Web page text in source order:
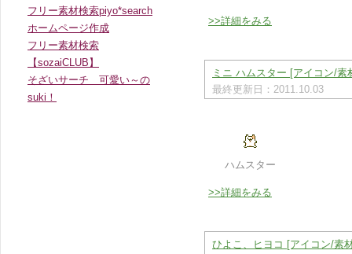
>>詳細をみる
ミニ ハムスター [アイコン/素
最終更新日：2011.10.03
ハムスター
>>詳細をみる
ひよこ、ヒヨコ [アイコン/素
フリー素材検索piyo*search
ホームページ作成
フリー素材検索
【sozaiCLUB】
そざいサーチ 可愛い～の
suki！